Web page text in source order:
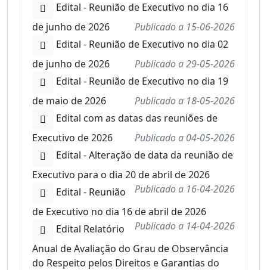
Edital - Reunião de Executivo no dia 16
de junho de 2026
Publicado a 15-06-2026
Edital - Reunião de Executivo no dia 02
de junho de 2026
Publicado a29-05-2026
Edital - Reunião de Executivo no dia 19
de maio de 2026
Publicado a 18-05-2026
Edital com as datas das reuniões de
Executivo de 2026
Publicado a 04-05-2026
Edital - Alteração de data da reunião de
Executivo para o dia 20 de abril de 2026
Publicado a 16-04-2026
Edital - Reunião
de Executivo no dia 16 de abril de 2026
Publicado a 14-04-2026
Edital Relatório
Anual de Avaliação do Grau de Observância
do Respeito pelos Direitos e Garantias do